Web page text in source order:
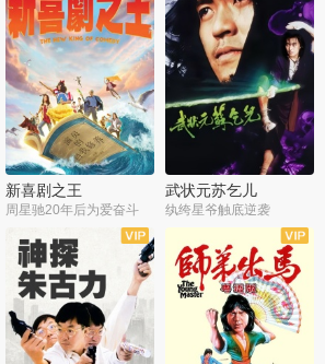
新喜剧之王
周星驰20年后为爱奋斗
武状元苏乞儿
纨绔星爷触底逆袭